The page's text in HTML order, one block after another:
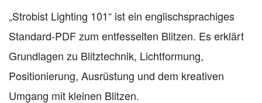
„Strobist Lighting 101“ ist ein englischsprachiges
Standard-PDF zum entfesselten Blitzen. Es erklärt
Grundlagen zu Blitztechnik, Lichtformung,
Positionierung, Ausrüstung und dem kreativen
Umgang mit kleinen Blitzen.